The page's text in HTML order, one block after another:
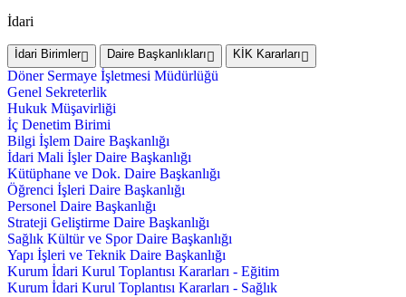
İdari
İdari Birimler Daire Başkanlıkları KİK Kararları
Döner Sermaye İşletmesi Müdürlüğü
Genel Sekreterlik
Hukuk Müşavirliği
İç Denetim Birimi
Bilgi İşlem Daire Başkanlığı
İdari Mali İşler Daire Başkanlığı
Kütüphane ve Dok. Daire Başkanlığı
Öğrenci İşleri Daire Başkanlığı
Personel Daire Başkanlığı
Strateji Geliştirme Daire Başkanlığı
Sağlık Kültür ve Spor Daire Başkanlığı
Yapı İşleri ve Teknik Daire Başkanlığı
Kurum İdari Kurul Toplantısı Kararları - Eğitim
Kurum İdari Kurul Toplantısı Kararları - Sağlık